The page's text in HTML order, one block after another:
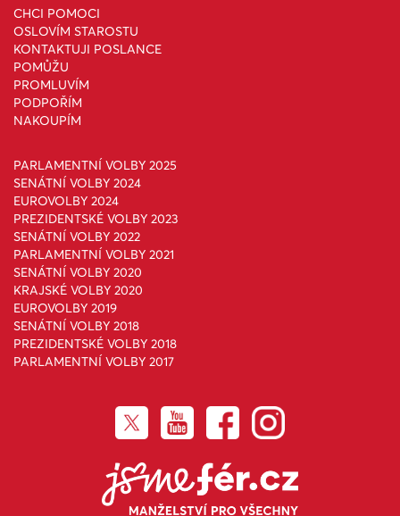
CHCI POMOCI
OSLOVÍM STAROSTU
KONTAKTUJI POSLANCE
POMŮŽU
PROMLUVÍM
PODPOŘÍM
NAKOUPÍM
PARLAMENTNÍ VOLBY 2025
SENÁTNÍ VOLBY 2024
EUROVOLBY 2024
PREZIDENTSKÉ VOLBY 2023
SENÁTNÍ VOLBY 2022
PARLAMENTNÍ VOLBY 2021
SENÁTNÍ VOLBY 2020
KRAJSKÉ VOLBY 2020
EUROVOLBY 2019
SENÁTNÍ VOLBY 2018
PREZIDENTSKÉ VOLBY 2018
PARLAMENTNÍ VOLBY 2017